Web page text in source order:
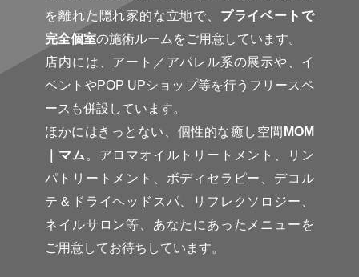
を離れた隠れ家的な立地で、 プライベートで
完全個室の施術ルームをご用意しています。
店内には、アート／アパレル系の展示や、イ
ベントやPOP UPショップ等を行うフリースペ
ースも併設しています。
ほかにはきっとない、個性的な癒し空間 MOM
｜マム 。アロマオイルトリートメント、リン
パトリートメント、ボディセラピー、デコル
テ＆ドライヘッドスパ、リフレクソロジー、
ネイルサロン等、あなたにあったメニューを
ご用意してお待ちしています。